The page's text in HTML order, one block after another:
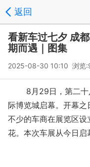
返回
看新车过七夕 成
期而遇｜图集
2025-08-30 10:10 浏览:
8月29日，第二十
际博览城启幕。开幕之
不少的车商在展览区
花。本次车展从今日启